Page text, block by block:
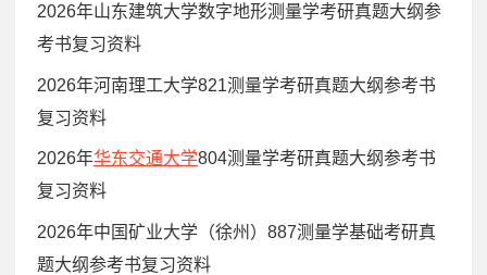
2026年山东建筑大学数字地形测量学考研真题大纲参
考书复习资料
2026年河南理工大学821测量学考研真题大纲参考书
复习资料
2026年华东交通大学804测量学考研真题大纲参考书
复习资料
2026年中国矿业大学（徐州）887测量学基础考研真
题大纲参考书复习资料